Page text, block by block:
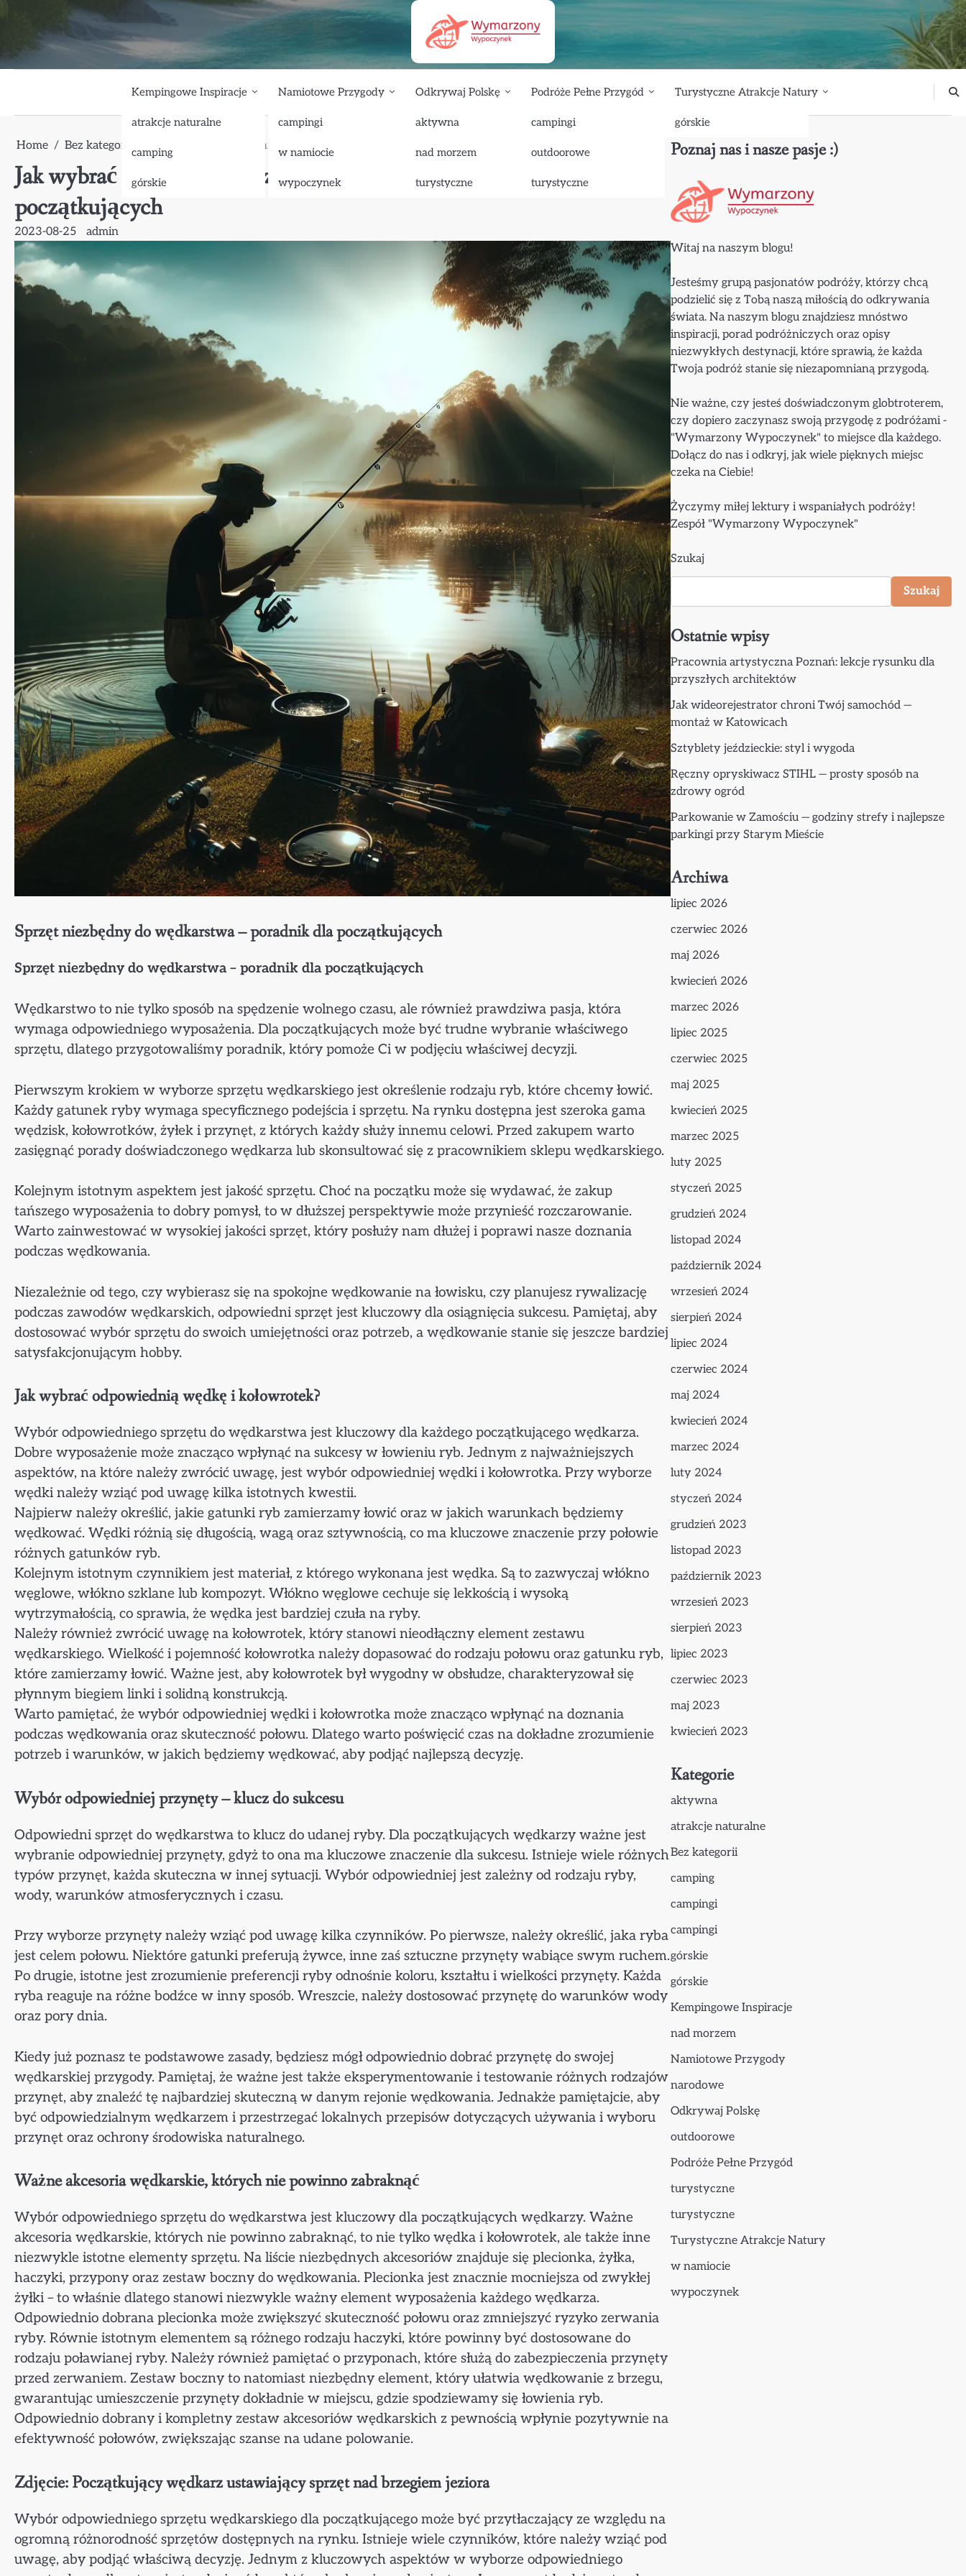
Kempingowe Inspiracje
atrakcje naturalne
camping
górskie
Namiotowe Przygody
campingi
w namiocie
wypoczynek
Odkrywaj Polskę
aktywna
nad morzem
turystyczne
Podróże Pełne Przygód
campingi
outdoorowe
turystyczne
Turystyczne Atrakcje Natury
górskie
Home Bez kategorii Jak wybrać odpowiedni sprzęt do wędkarstwa? Poradnik dla początkujących
Jak wybrać odpowiedni sprzęt do wędkarstwa? Poradnik dla
początkujących
2023-08-25 admin
Sprzęt niezbędny do wędkarstwa – poradnik dla początkujących
Sprzęt niezbędny do wędkarstwa – poradnik dla początkujących
Wędkarstwo to nie tylko sposób na spędzenie wolnego czasu, ale również prawdziwa pasja, która
wymaga odpowiedniego wyposażenia. Dla początkujących może być trudne wybranie właściwego
sprzętu, dlatego przygotowaliśmy poradnik, który pomoże Ci w podjęciu właściwej decyzji.
Pierwszym krokiem w wyborze sprzętu wędkarskiego jest określenie rodzaju ryb, które chcemy łowić.
Każdy gatunek ryby wymaga specyficznego podejścia i sprzętu. Na rynku dostępna jest szeroka gama
wędzisk, kołowrotków, żyłek i przynęt, z których każdy służy innemu celowi. Przed zakupem warto
zasięgnąć porady doświadczonego wędkarza lub skonsultować się z pracownikiem sklepu wędkarskiego.
Kolejnym istotnym aspektem jest jakość sprzętu. Choć na początku może się wydawać, że zakup
tańszego wyposażenia to dobry pomysł, to w dłuższej perspektywie może przynieść rozczarowanie.
Warto zainwestować w wysokiej jakości sprzęt, który posłuży nam dłużej i poprawi nasze doznania
podczas wędkowania.
Niezależnie od tego, czy wybierasz się na spokojne wędkowanie na łowisku, czy planujesz rywalizację
podczas zawodów wędkarskich, odpowiedni sprzęt jest kluczowy dla osiągnięcia sukcesu. Pamiętaj, aby
dostosować wybór sprzętu do swoich umiejętności oraz potrzeb, a wędkowanie stanie się jeszcze bardziej
satysfakcjonującym hobby.
Jak wybrać odpowiednią wędkę i kołowrotek?
Wybór odpowiedniego sprzętu do wędkarstwa jest kluczowy dla każdego początkującego wędkarza.
Dobre wyposażenie może znacząco wpłynąć na sukcesy w łowieniu ryb. Jednym z najważniejszych
aspektów, na które należy zwrócić uwagę, jest wybór odpowiedniej wędki i kołowrotka. Przy wyborze
wędki należy wziąć pod uwagę kilka istotnych kwestii.
Najpierw należy określić, jakie gatunki ryb zamierzamy łowić oraz w jakich warunkach będziemy
wędkować. Wędki różnią się długością, wagą oraz sztywnością, co ma kluczowe znaczenie przy połowie
różnych gatunków ryb.
Kolejnym istotnym czynnikiem jest materiał, z którego wykonana jest wędka. Są to zazwyczaj włókno
węglowe, włókno szklane lub kompozyt. Włókno węglowe cechuje się lekkością i wysoką
wytrzymałością, co sprawia, że wędka jest bardziej czuła na ryby.
Należy również zwrócić uwagę na kołowrotek, który stanowi nieodłączny element zestawu
wędkarskiego. Wielkość i pojemność kołowrotka należy dopasować do rodzaju połowu oraz gatunku ryb,
które zamierzamy łowić. Ważne jest, aby kołowrotek był wygodny w obsłudze, charakteryzował się
płynnym biegiem linki i solidną konstrukcją.
Warto pamiętać, że wybór odpowiedniej wędki i kołowrotka może znacząco wpłynąć na doznania
podczas wędkowania oraz skuteczność połowu. Dlatego warto poświęcić czas na dokładne zrozumienie
potrzeb i warunków, w jakich będziemy wędkować, aby podjąć najlepszą decyzję.
Wybór odpowiedniej przynęty – klucz do sukcesu
Odpowiedni sprzęt do wędkarstwa to klucz do udanej ryby. Dla początkujących wędkarzy ważne jest
wybranie odpowiedniej przynęty, gdyż to ona ma kluczowe znaczenie dla sukcesu. Istnieje wiele różnych
typów przynęt, każda skuteczna w innej sytuacji. Wybór odpowiedniej jest zależny od rodzaju ryby,
wody, warunków atmosferycznych i czasu.
Przy wyborze przynęty należy wziąć pod uwagę kilka czynników. Po pierwsze, należy określić, jaka ryba
jest celem połowu. Niektóre gatunki preferują żywce, inne zaś sztuczne przynęty wabiące swym ruchem.
Po drugie, istotne jest zrozumienie preferencji ryby odnośnie koloru, kształtu i wielkości przynęty. Każda
ryba reaguje na różne bodźce w inny sposób. Wreszcie, należy dostosować przynętę do warunków wody
oraz pory dnia.
Kiedy już poznasz te podstawowe zasady, będziesz mógł odpowiednio dobrać przynętę do swojej
wędkarskiej przygody. Pamiętaj, że ważne jest także eksperymentowanie i testowanie różnych rodzajów
przynęt, aby znaleźć tę najbardziej skuteczną w danym rejonie wędkowania. Jednakże pamiętajcie, aby
być odpowiedzialnym wędkarzem i przestrzegać lokalnych przepisów dotyczących używania i wyboru
przynęt oraz ochrony środowiska naturalnego.
Ważne akcesoria wędkarskie, których nie powinno zabraknąć
Wybór odpowiedniego sprzętu do wędkarstwa jest kluczowy dla początkujących wędkarzy. Ważne
akcesoria wędkarskie, których nie powinno zabraknąć, to nie tylko wędka i kołowrotek, ale także inne
niezwykle istotne elementy sprzętu. Na liście niezbędnych akcesoriów znajduje się plecionka, żyłka,
haczyki, przypony oraz zestaw boczny do wędkowania. Plecionka jest znacznie mocniejsza od zwykłej
żyłki – to właśnie dlatego stanowi niezwykle ważny element wyposażenia każdego wędkarza.
Odpowiednio dobrana plecionka może zwiększyć skuteczność połowu oraz zmniejszyć ryzyko zerwania
ryby. Równie istotnym elementem są różnego rodzaju haczyki, które powinny być dostosowane do
rodzaju poławianej ryby. Należy również pamiętać o przyponach, które służą do zabezpieczenia przynęty
przed zerwaniem. Zestaw boczny to natomiast niezbędny element, który ułatwia wędkowanie z brzegu,
gwarantując umieszczenie przynęty dokładnie w miejscu, gdzie spodziewamy się łowienia ryb.
Odpowiednio dobrany i kompletny zestaw akcesoriów wędkarskich z pewnością wpłynie pozytywnie na
efektywność połowów, zwiększając szanse na udane polowanie.
Zdjęcie: Początkujący wędkarz ustawiający sprzęt nad brzegiem jeziora
Wybór odpowiedniego sprzętu wędkarskiego dla początkującego może być przytłaczający ze względu na
ogromną różnorodność sprzętów dostępnych na rynku. Istnieje wiele czynników, które należy wziąć pod
uwagę, aby podjąć właściwą decyzję. Jednym z kluczowych aspektów w wyborze odpowiedniego
Poznaj nas i nasze pasje :)
Witaj na naszym blogu!
Jesteśmy grupą pasjonatów podróży, którzy chcą
podzielić się z Tobą naszą miłością do odkrywania
świata. Na naszym blogu znajdziesz mnóstwo
inspiracji, porad podróżniczych oraz opisy
niezwykłych destynacji, które sprawią, że każda
Twoja podróż stanie się niezapomnianą przygodą.
Nie ważne, czy jesteś doświadczonym globtroterem,
czy dopiero zaczynasz swoją przygodę z podróżami -
"Wymarzony Wypoczynek" to miejsce dla każdego.
Dołącz do nas i odkryj, jak wiele pięknych miejsc
czeka na Ciebie!
Życzymy miłej lektury i wspaniałych podróży!
Zespół "Wymarzony Wypoczynek"
Szukaj
Szukaj
Ostatnie wpisy
Pracownia artystyczna Poznań: lekcje rysunku dla
przyszłych architektów
Jak wideorejestrator chroni Twój samochód —
montaż w Katowicach
Sztyblety jeździeckie: styl i wygoda
Ręczny opryskiwacz STIHL — prosty sposób na
zdrowy ogród
Parkowanie w Zamościu — godziny strefy i najlepsze
parkingi przy Starym Mieście
Archiwa
lipiec 2026
czerwiec 2026
maj 2026
kwiecień 2026
marzec 2026
lipiec 2025
czerwiec 2025
maj 2025
kwiecień 2025
marzec 2025
luty 2025
styczeń 2025
grudzień 2024
listopad 2024
październik 2024
wrzesień 2024
sierpień 2024
lipiec 2024
czerwiec 2024
maj 2024
kwiecień 2024
marzec 2024
luty 2024
styczeń 2024
grudzień 2023
listopad 2023
październik 2023
wrzesień 2023
sierpień 2023
lipiec 2023
czerwiec 2023
maj 2023
kwiecień 2023
Kategorie
aktywna
atrakcje naturalne
Bez kategorii
camping
campingi
campingi
górskie
górskie
Kempingowe Inspiracje
nad morzem
Namiotowe Przygody
narodowe
Odkrywaj Polskę
outdoorowe
Podróże Pełne Przygód
turystyczne
turystyczne
Turystyczne Atrakcje Natury
w namiocie
wypoczynek